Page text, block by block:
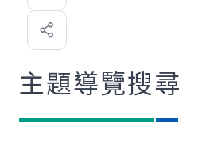
喜
歡
主題導覽搜尋